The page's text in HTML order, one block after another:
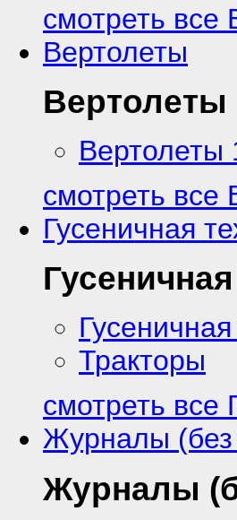
смотреть все
Вертолеты
Вертолеты
Вертолеты
смотреть все
Гусеничная
Тракторы
смотреть все
Журналы
Журналы